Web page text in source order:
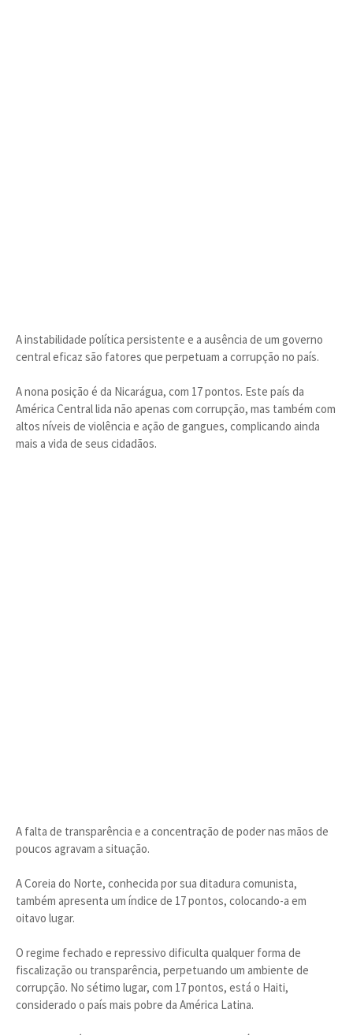
A instabilidade política persistente e a ausência de um governo
central eficaz são fatores que perpetuam a corrupção no país.
A nona posição é da Nicarágua, com 17 pontos. Este país da
América Central lida não apenas com corrupção, mas também com
altos níveis de violência e ação de gangues, complicando ainda
mais a vida de seus cidadãos.
A falta de transparência e a concentração de poder nas mãos de
poucos agravam a situação.
A Coreia do Norte, conhecida por sua ditadura comunista,
também apresenta um índice de 17 pontos, colocando-a em
oitavo lugar.
O regime fechado e repressivo dificulta qualquer forma de
fiscalização ou transparência, perpetuando um ambiente de
corrupção. No sétimo lugar, com 17 pontos, está o Haiti,
considerado o país mais pobre da América Latina.